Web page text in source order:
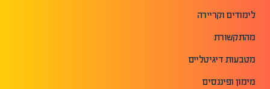
לימודים וקריירה
מהתקשורת
מטבעות דיגיטליים
מימון ופיננסים